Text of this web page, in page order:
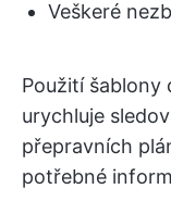
Veškeré
Použití
urychluje
přepravních
potřebné